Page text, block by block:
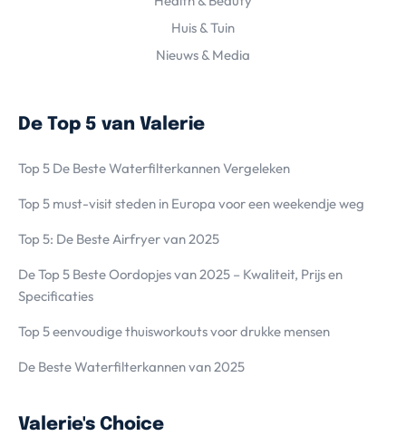
Huis & Tuin
Nieuws & Media
De Top 5 van Valerie
Top 5 De Beste Waterfilterkannen Vergeleken
Top 5 must-visit steden in Europa voor een weekendje weg
Top 5: De Beste Airfryer van 2025
De Top 5 Beste Oordopjes van 2025 – Kwaliteit, Prijs en
Specificaties
Top 5 eenvoudige thuisworkouts voor drukke mensen
De Beste Waterfilterkannen van 2025
Valerie's Choice